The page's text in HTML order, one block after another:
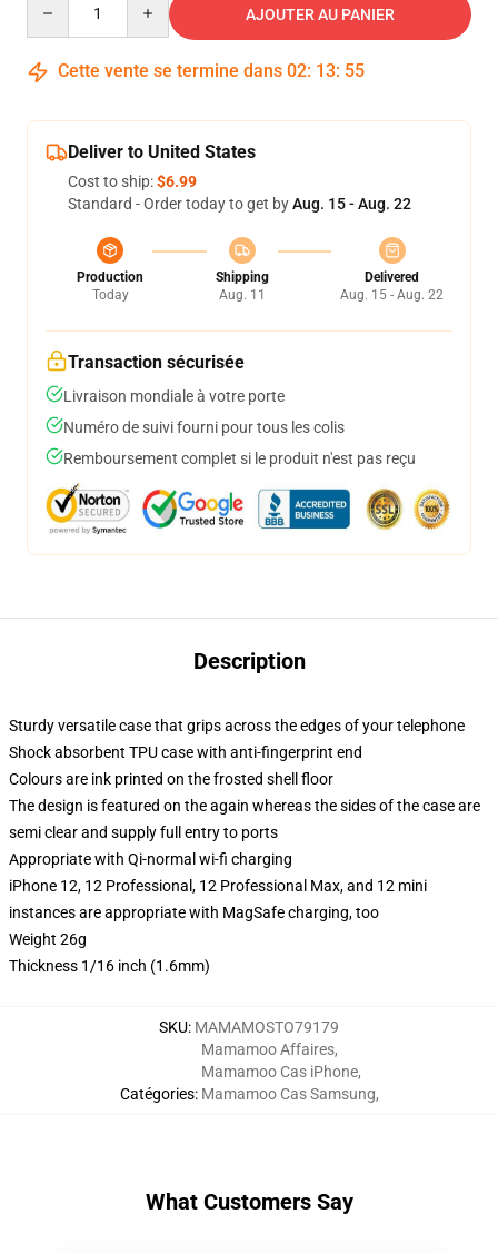
AJOUTER AU PANIER
Cette vente se termine dans 02: 13: 54
Deliver to United States
Cost to ship:$6.99
Standard - Order today to get byAug. 15 - Aug. 22
Production
Today
Shipping
Aug. 11
Delivered
Aug. 15 - Aug. 22
Transaction sécurisée
Livraison mondiale à votre porte
Numéro de suivi fourni pour tous les colis
Remboursement complet si le produit n'est pas reçu
Description
Sturdy versatile case that grips across the edges of your telephone
Shock absorbent TPU case with anti-fingerprint end
Colours are ink printed on the frosted shell floor
The design is featured on the again whereas the sides of the case are
semi clear and supply full entry to ports
Appropriate with Qi-normal wi-fi charging
iPhone 12, 12 Professional, 12 Professional Max, and 12 mini
instances are appropriate with MagSafe charging, too
Weight 26g
Thickness 1/16 inch (1.6mm)
SKU: MAMAMOSTO79179
Catégories:
Mamamoo Affaires,
Mamamoo Cas iPhone,
Mamamoo Cas Samsung,
What Customers Say